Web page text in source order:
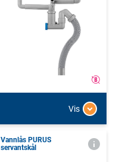
Vis
Vannlås PURUS
servantskål